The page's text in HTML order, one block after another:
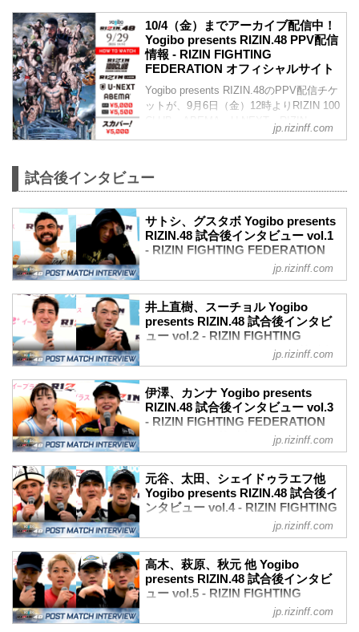
（WIN）ホベルト・サトシ・ソウザ vs.
ルイス・グスタボ（LOSE）
1R 21秒 TKO（レフェリーストップ：グ
ラウンドパンチ）
第10試合／井上直樹 vs. キム・スーチョ
ル
RIZIN MMAルール：5分 3R（61.0kg）
（LOSE）
1R 3分5...
10/4（金）までアーカイブ配信中！
Yogibo presents RIZIN.48 PPV配信
情報 - RIZIN FIGHTING
FEDERATION オフィシャルサイト
Yogibo presents RIZIN.48のPPV配信チケ
ットが、9月6日（金）12時よりRIZIN 100
LIVE、スカパー！にて販売がスタートし
の9月28日（土）23:59まで販売！
況・解説ありで試合を見たい方は、お好
きな配信サービスでYogibo presents
RIZIN.48を全試合リアルタイムで視聴し
よう！
jp.rizinff.com
試合後インタビュー
サトシ、グスタボ Yogibo presents
RIZIN.48 試合後インタビュー vol.1
- RIZIN FIGHTING FEDERATION
にて開催されたYogibo presents RIZIN.48
の出場選手たちの試合後インタビューを
公開！
youtu.be
ホベルト・サトシ・ソウザ「私は本当に
（真の）RIZINライト級王者です」
ーー試合後の率直な感想をお聞かせくだ
サトシ ああ、本当に嬉しい、本当によか
った。この試合すごいプレッシャーある
（あった）から、すぐ勝つことができて
本当にうれしいです。
ーーとても早いKOでしたが、タイミン...
jp.rizinff.com
井上直樹、スーチョル Yogibo
presents RIZIN.48 試合後インタビ
ュー vol.2 - RIZIN FIGHTING
FEDERATION オフィシャルサイト
にて開催されたYogibo presents RIZIN.48
の出場選手たちの試合後インタビューを
公開！
youtu.be
井上直樹「大晦日の舞台に出られたらい
いなと思います」
ーー見事なKO勝利で新王者となりまし
た。今の率直な感想をお聞かせくださ
い。
井上 嬉しいです。いつもの試合より嬉し
いな、っていう気持ちはあります。
ーーいつも通りの声のトーンですが気持
ちはいつもより嬉しいのですね。
jp.rizinff.com
伊澤、カンナ Yogibo presents
RIZIN.48 試合後インタビュー vol.3
- RIZIN FIGHTING FEDERATION
にて開催されたYogibo presents RIZIN.48
の出場選手たちの試合後インタビューを
公開！
youtu.be
伊澤星花「もっともっと強くならないと
いけない」
ーー試合後の率直な感想をお聞かせくだ
伊澤 すごい浅倉カンナ選手が強くて気持
jp.rizinff.com
元谷、太田、シェイドゥラエフ他
Yogibo presents RIZIN.48 試合後イ
ンタビュー vol.4 - RIZIN FIGHTING
FEDERATION オフィシャルサイト
にて開催されたYogibo presents RIZIN.48
の出場選手たちの試合後インタビューを
公開！
jp.rizinff.com
高木、萩原、秋元 他 Yogibo
presents RIZIN.48 試合後インタビ
ュー vol.5 - RIZIN FIGHTING
FEDERATION オフィシャルサイト
jp.rizinff.com